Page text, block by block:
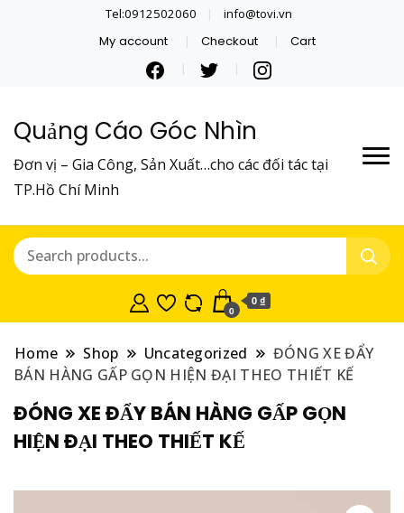
Tel:0912502060 info@tovi.vn
My account Checkout Cart
Quảng Cáo Góc Nhìn
Đơn vị – Gia Công, Sản Xuất…cho các đối tác tại
TP.Hồ Chí Minh
0
0 ₫
Home Shop Uncategorized
ĐÓNG XE ĐẨY
BÁN HÀNG GẤP GỌN HIỆN ĐẠI THEO THIẾT KẾ
ĐÓNG XE ĐẨY BÁN HÀNG GẤP GỌN
HIỆN ĐẠI THEO THIẾT KẾ